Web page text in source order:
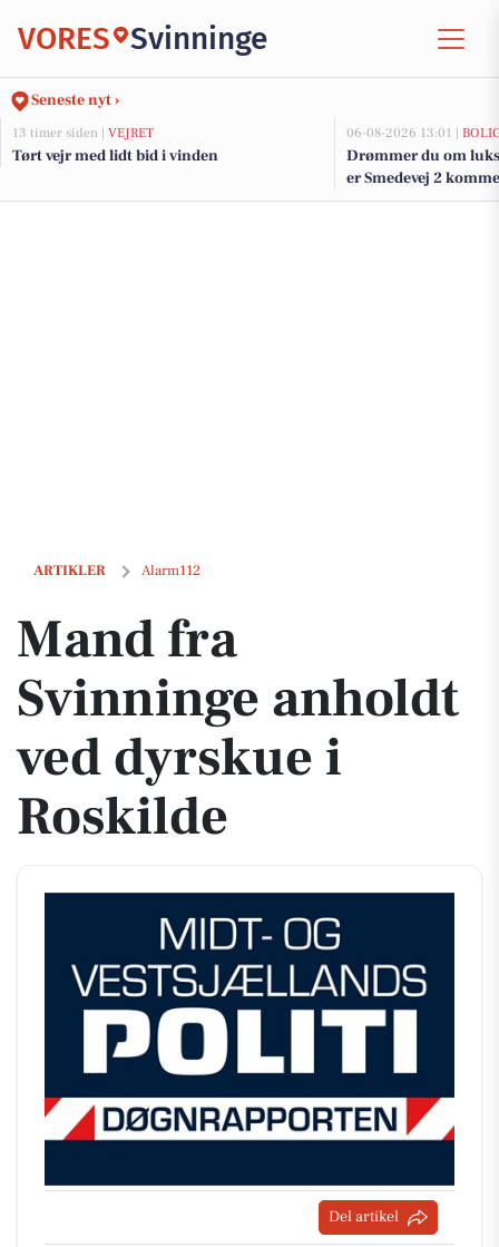
VORES Svinninge
Seneste nyt ›
13 timer siden | VEJRET
Tørt vejr med lidt bid i vinden
06-08-2026 13:01 |
Drømmer du om
er Smedevej 2
dyreste boliger til
ARTIKLER Alarm112
Mand fra Svinninge anholdt ved dyrskue i Roskilde
Mand fra
Svinninge anholdt
ved dyrskue i
Roskilde
Del artikel